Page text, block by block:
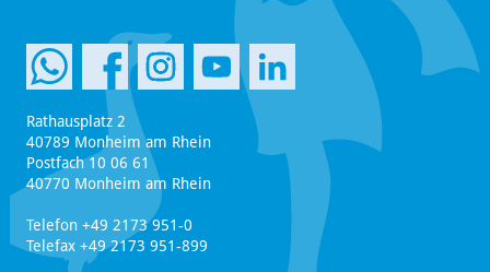
Rathausplatz 2
40789 Monheim am Rhein
Postfach 10 06 61
40770 Monheim am Rhein
Telefon +49 2173 951-0
Telefax +49 2173 951-899